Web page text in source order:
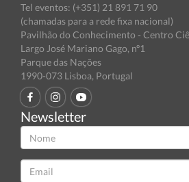
Tel eventos: (+351) 21 891 71 90
(chamadas para a rede fixa nacional)
Pavilhão do Conhecimento - Centro
Largo José Mariano Gago, nº1
Parque das Nações
1990-073 Lisboa, Portugal
Newsletter